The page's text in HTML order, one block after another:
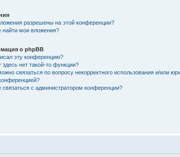
разрешены на этой конференции?
найти мои вложения?
о phpBB
эту конференцию?
нет такой-то функции?
связаться по вопросу некорректного использования и/или
связаться с администратором конференции?